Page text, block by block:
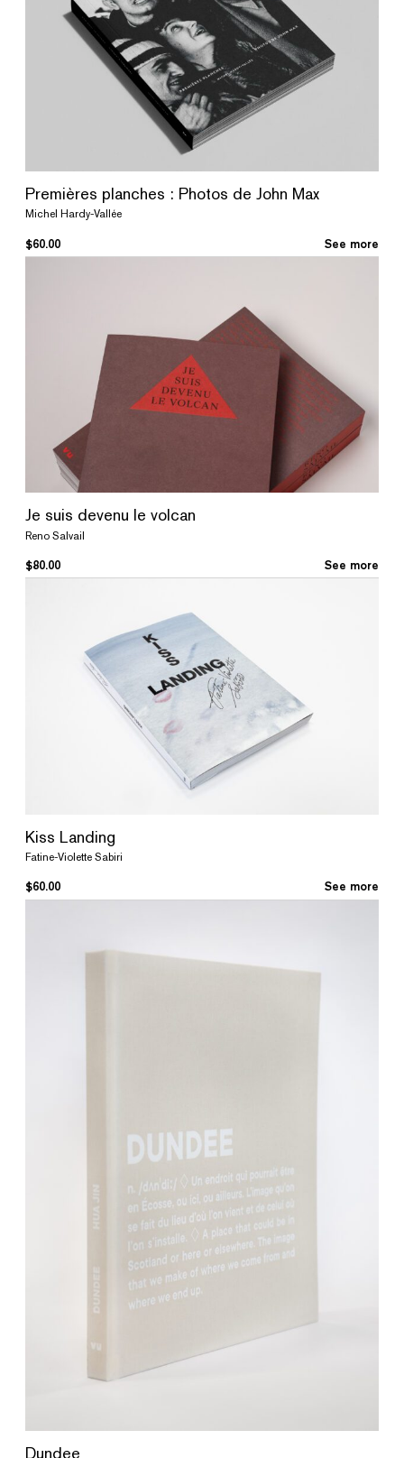
Premières planches : Photos de John Max
Michel Hardy-Vallée
$60.00 See more
Je suis devenu le volcan
Reno Salvail
$80.00 See more
Kiss Landing
Fatine-Violette Sabiri
$60.00 See more
Dundee